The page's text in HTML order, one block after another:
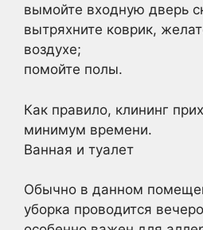
вымойте входную дверь
вытряхните коврик,
воздухе;
помойте полы.
Как правило, клининг
минимум времени.
Ванная и туалет
Обычно в данном
уборка проводится